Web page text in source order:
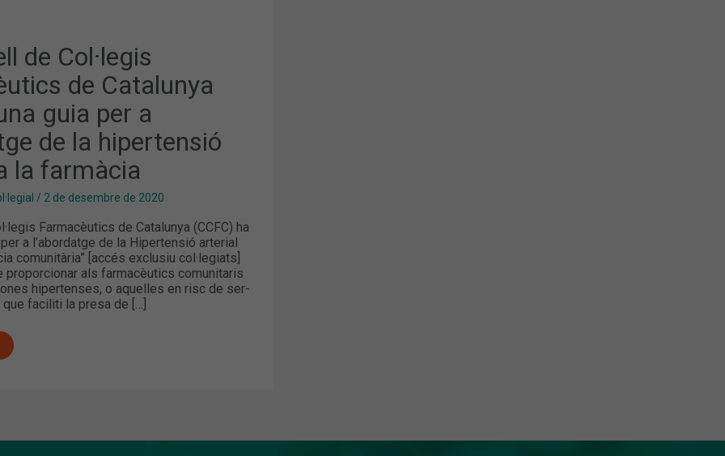
de Col·legis
de Catalunya
guia per a
de la hipertensió
la farmàcia
/ 2 de desembre de 2020
Farmacèutics de Catalunya (CCFC) ha
a l’abordatge de la Hipertensió arterial
comunitària” [accés exclusiu col·legiats]
proporcionar als farmacèutics comunitaris
hipertenses, o aquelles en risc de ser-
que faciliti la presa de […]